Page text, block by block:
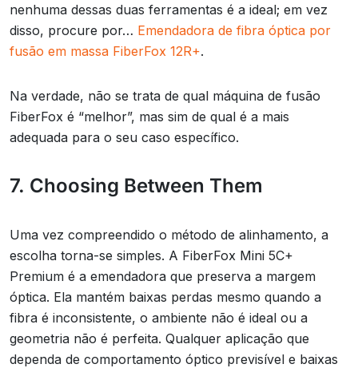
nenhuma dessas duas ferramentas é a ideal; em vez
disso, procure por… Emendadora de fibra óptica por
fusão em massa FiberFox 12R+.
Na verdade, não se trata de qual máquina de fusão
FiberFox é “melhor”, mas sim de qual é a mais
adequada para o seu caso específico.
7. Choosing Between Them
Uma vez compreendido o método de alinhamento, a
escolha torna-se simples. A FiberFox Mini 5C+
Premium é a emendadora que preserva a margem
óptica. Ela mantém baixas perdas mesmo quando a
fibra é inconsistente, o ambiente não é ideal ou a
geometria não é perfeita. Qualquer aplicação que
dependa de comportamento óptico previsível e baixas